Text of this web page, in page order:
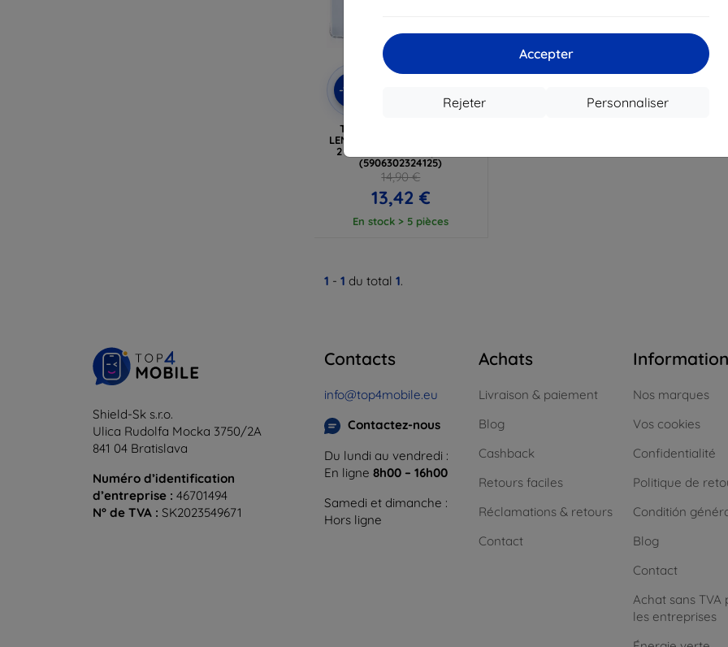
Accepter
Personnaliser
Rejeter
-10%
Réduction
TECH-PROTECT FLEXAIR
LENOVO IDEA TAB / K11 GEN
2 11.0 TB-336 transparent
(5906302324125)
14,90 €
13,42 €
En stock > 5 pièces
1 - 1 du total 1.
Shield-Sk s.r.o.
Ulica Rudolfa Mocka 3750/2A
841 04 Bratislava
Numéro d’identification
d’entreprise : 46701494
N° de TVA : SK2023549671
Contacts
info@top4mobile.eu
Contactez-nous
Du lundi au vendredi :
En ligne 8h00 – 16h00
Samedi et dimanche :
Hors ligne
Achats
Livraison & paiement
Blog
Cashback
Retours faciles
Réclamations & retours
Contact
Nos marques
Vos cookies
Confidentialité
Politique de
Conditión
Blog
Contact
Achat sans TVA
les entreprises